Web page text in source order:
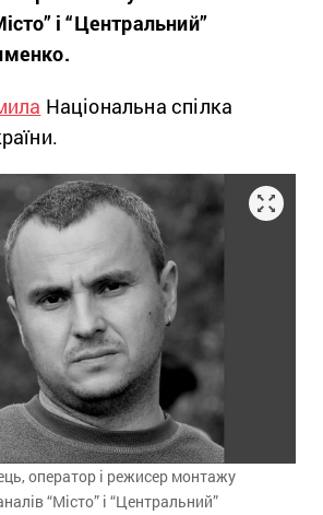
і “Центральний”
Національна спілка
оператор і режисер монтажу
“Місто” і “Центральний”